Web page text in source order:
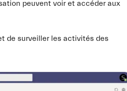
peuvent voir et accéder aux
de surveiller les activités des